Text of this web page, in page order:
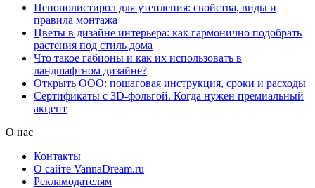
Пенополистирол для утепления: свойства, виды и
правила монтажа
Цветы в дизайне интерьера: как гармонично подобрать
растения под стиль дома
Что такое габионы и как их использовать в
ландшафтном дизайне?
Открыть ООО: пошаговая инструкция, сроки и расходы
Сертификаты с 3D-фольгой. Когда нужен премиальный
акцент
О нас
Контакты
О сайте VannaDream.ru
Рекламодателям